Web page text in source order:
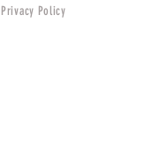
Privacy Policy